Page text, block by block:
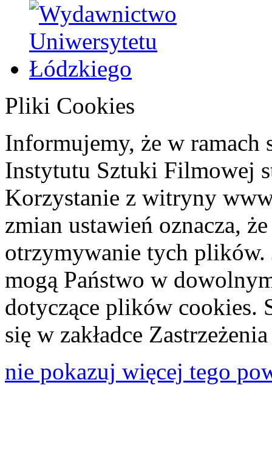
Pliki Cookies
Informujemy, że w ramach
Instytutu Sztuki Filmowej
Korzystanie z witryny
zmian ustawień oznacza,
otrzymywanie tych plików.
mogą Państwo w
dotyczące plików cookies.
się w zakładce
nie pokazuj więcej tego